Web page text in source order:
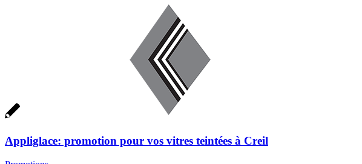
Appliglace: promotion pour vos vitres teintées à Creil